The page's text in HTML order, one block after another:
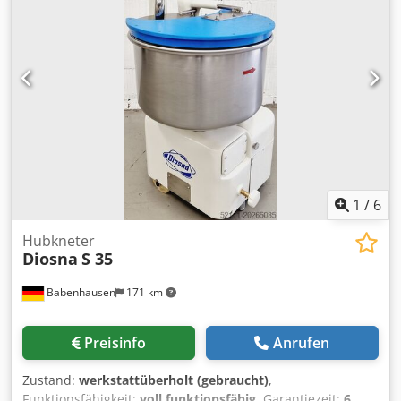
1 / 6
Babenhausen 171 km
Hubkneter
Diosna S 35
Preisinfo Anrufen
Zustand: werkstattüberholt (gebraucht),